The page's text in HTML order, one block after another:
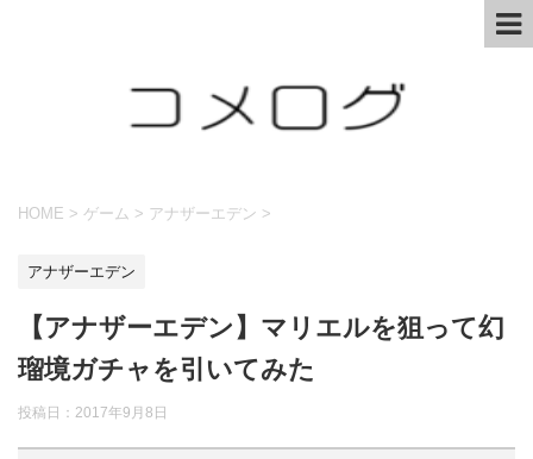
HOME > ゲーム > アナザーエデン >
アナザーエデン
【アナザーエデン】マリエルを狙って幻
瑠境ガチャを引いてみた
投稿日： 2017年9月8日